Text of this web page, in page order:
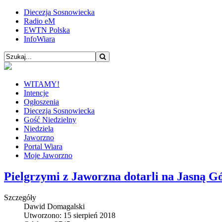
Diecezja Sosnowiecka
Radio eM
EWTN Polska
InfoWiara
WITAMY!
Intencje
Ogłoszenia
Diecezja Sosnowiecka
Gość Niedzielny
Niedziela
Jaworzno
Portal Wiara
Moje Jaworzno
Pielgrzymi z Jaworzna dotarli na Jasną
Szczegóły
Dawid Domagalski
Utworzono: 15 sierpień 2018